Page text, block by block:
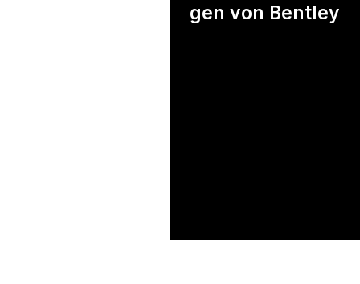
gen von Bentley